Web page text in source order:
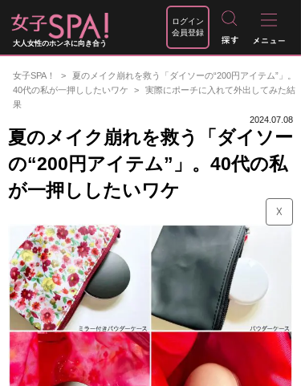
大人女性のホンネに向き合う
ログイン
会員登録
女子SPA！
夏のメイク崩れを救う「ダイソーの“200円アイテム”」。
40代の私が一押ししたいワケ
実際にポーチに入れて外出してみた結
果
2024.07.08
夏のメイク崩れを救う「ダイソー
の“200円アイテム”」。40代の私
が一押ししたいワケ
☓